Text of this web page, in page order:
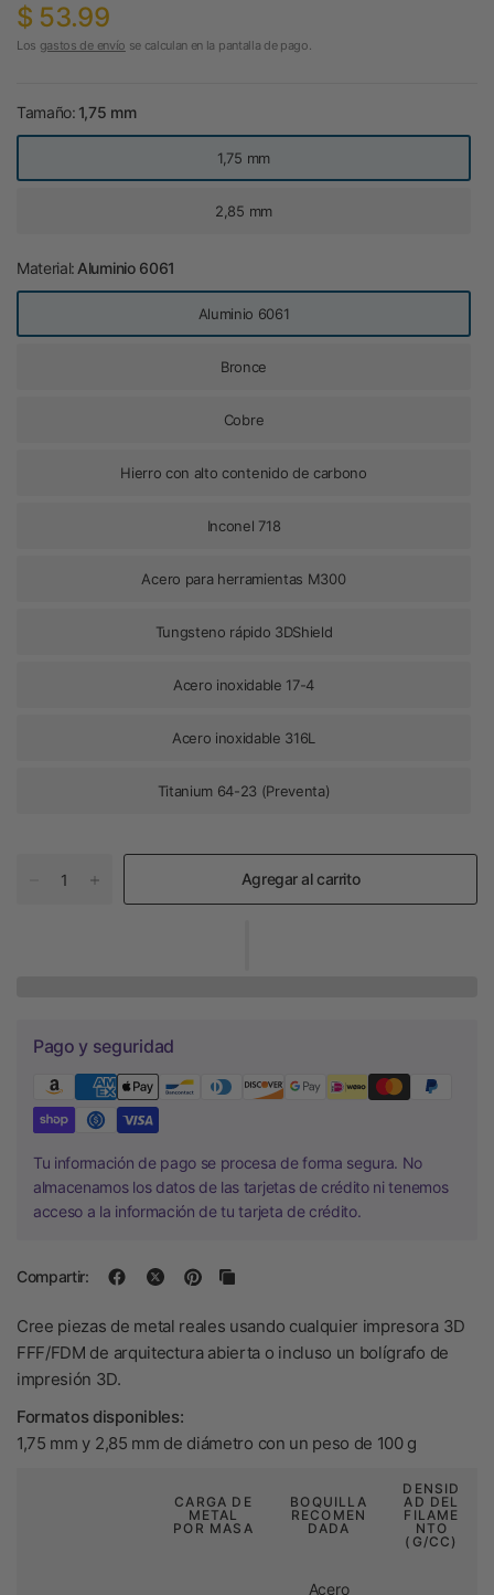
$ 53.99
Los gastos de envío se calculan en la pantalla de pago.
Tamaño: 1,75 mm
1,75 mm
2,85 mm
Material: Aluminio 6061
Aluminio 6061
Bronce
Cobre
Hierro con alto contenido de carbono
Inconel 718
Acero para herramientas M300
Tungsteno rápido 3DShield
Acero inoxidable 17-4
Acero inoxidable 316L
Titanium 64-23 (Preventa)
Agregar al carrito
Pago y seguridad
Tu información de pago se procesa de forma segura. No
almacenamos los datos de las tarjetas de crédito ni tenemos
acceso a la información de tu tarjeta de crédito.
Compartir:
Cree piezas de metal reales usando cualquier impresora 3D
FFF/FDM de arquitectura abierta o incluso un bolígrafo de
impresión 3D.
Formatos disponibles:
1,75 mm y 2,85 mm de diámetro con un peso de 100 g
CARGA DE
METAL
POR MASA
BOQUILLA
RECOMEN
DADA
DENSID
AD DEL
FILAME
NTO
(G/CC)
Acero